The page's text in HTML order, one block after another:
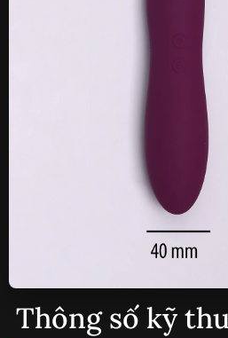
Thông số kỹ